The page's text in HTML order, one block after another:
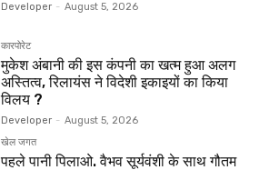
Developer - August 5, 2026
कारपोरेट
मुकेश अंबानी की इस कंपनी का खत्म हुआ अलग
अस्तित्व, रिलायंस ने विदेशी इकाइयों का किया
विलय ?
Developer - August 5, 2026
खेल जगत
पहले पानी पिलाओ. वैभव सूर्यवंशी के साथ गौतम